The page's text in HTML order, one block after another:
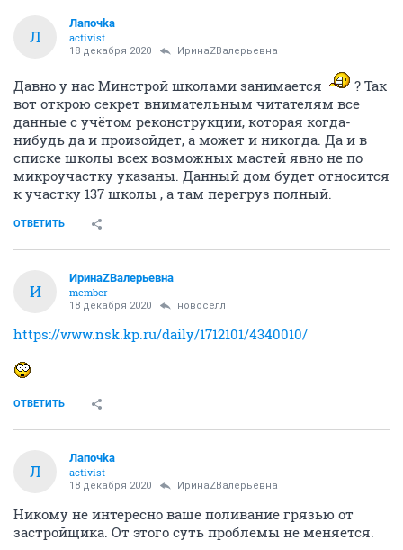
Л
Лапочkа
activist
18 декабря 2020 ИринаZВалерьевна
Давно у нас Минстрой школами занимается
? Так
вот открою секрет внимательным читателям все
данные с учётом реконструкции, которая когда-
нибудь да и произойдет, а может и никогда. Да и в
списке школы всех возможных мастей явно не по
микроучастку указаны. Данный дом будет относится
к участку 137 школы , а там перегруз полный.
ОТВЕТИТЬ
И
ИринаZВалерьевна
member
18 декабря 2020 новоселл
https://www.nsk.kp.ru/daily/1712101/4340010/
ОТВЕТИТЬ
Л
Лапочkа
activist
18 декабря 2020 ИринаZВалерьевна
Никому не интересно ваше поливание грязью от
застройщика. От этого суть проблемы не меняется.